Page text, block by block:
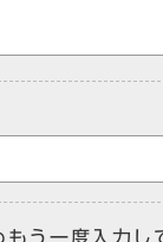
う一度入力し